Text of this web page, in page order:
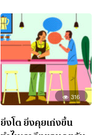
316
ยิ่งโต ยิ่งคุยเก่งขึ้น